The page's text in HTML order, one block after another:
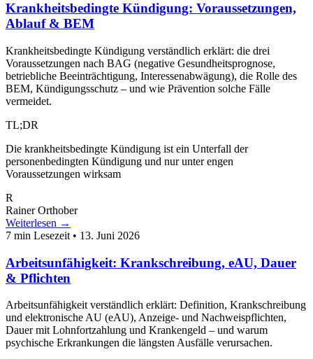
Krankheitsbedingte Kündigung: Voraussetzungen,
Ablauf & BEM
Krankheitsbedingte Kündigung verständlich erklärt: die drei
Voraussetzungen nach BAG (negative Gesundheitsprognose,
betriebliche Beeinträchtigung, Interessenabwägung), die Rolle des
BEM, Kündigungsschutz – und wie Prävention solche Fälle
vermeidet.
TL;DR
Die krankheitsbedingte Kündigung ist ein Unterfall der
personenbedingten Kündigung und nur unter engen
Voraussetzungen wirksam
R
Rainer Orthober
Weiterlesen →
7 min Lesezeit • 13. Juni 2026
Arbeitsunfähigkeit: Krankschreibung, eAU, Dauer
& Pflichten
Arbeitsunfähigkeit verständlich erklärt: Definition, Krankschreibung
und elektronische AU (eAU), Anzeige- und Nachweispflichten,
Dauer mit Lohnfortzahlung und Krankengeld – und warum
psychische Erkrankungen die längsten Ausfälle verursachen.